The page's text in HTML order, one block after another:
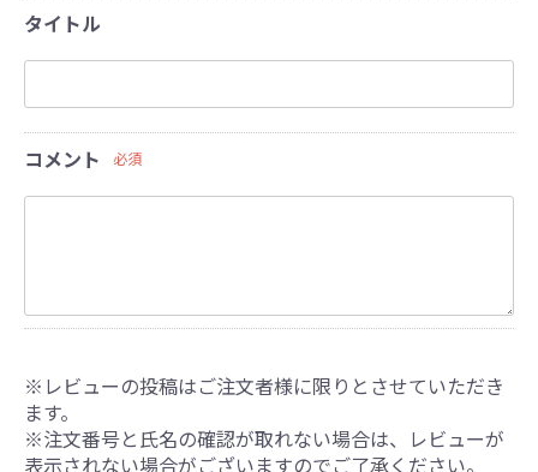
タイトル
コメント 必須
※レビューの投稿はご注文者様に限りとさせていただき
ます。
※注文番号と氏名の確認が取れない場合は、レビューが
表示されない場合がございますのでご了承ください。